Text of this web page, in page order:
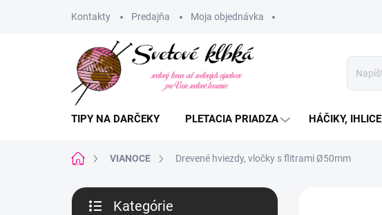
Kontakty Predajňa Moja objednávka
TIPY NA DARČEKY PLETACIA PRIADZA HÁČIKY, IHLICE
DomovVIANOCE Drevené hviezdy, vločky s flitrami Ø50mm
B
Kategórie